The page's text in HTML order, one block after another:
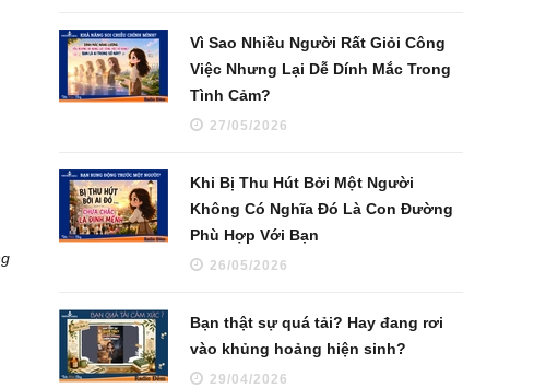
Vì Sao Nhiều Người Rất Giỏi Công
Việc Nhưng Lại Dễ Dính Mắc Trong
Tình Cảm?
27/05/2026
Khi Bị Thu Hút Bởi Một Người
Không Có Nghĩa Đó Là Con Đường
Phù Hợp Với Bạn
26/05/2026
Bạn thật sự quá tải? Hay đang rơi
vào khủng hoảng hiện sinh?
29/04/2026